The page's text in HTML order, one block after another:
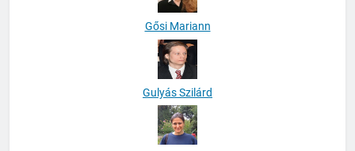
Gősi Mariann
Gulyás Szilárd